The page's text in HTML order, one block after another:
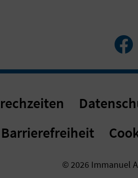
Barrierefreiheit
© 2026 Immanuel